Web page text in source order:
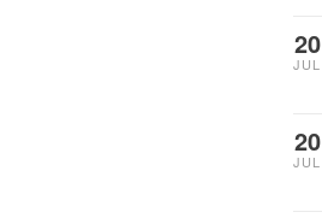
20
JUL
20
JUL